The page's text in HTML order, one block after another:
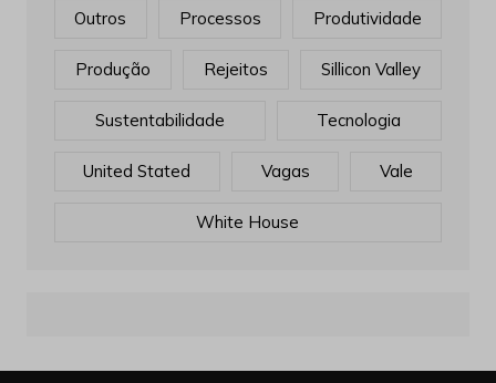
Outros Processos Produtividade
Produção Rejeitos Sillicon Valley
Sustentabilidade Tecnologia
United Stated Vagas Vale
White House